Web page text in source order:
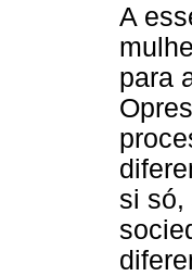
A
para
si só,